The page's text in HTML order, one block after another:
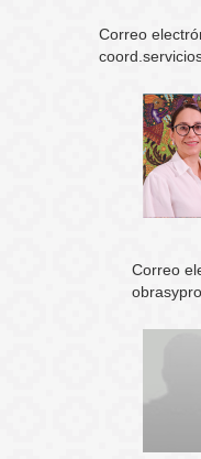
Correo
Correo